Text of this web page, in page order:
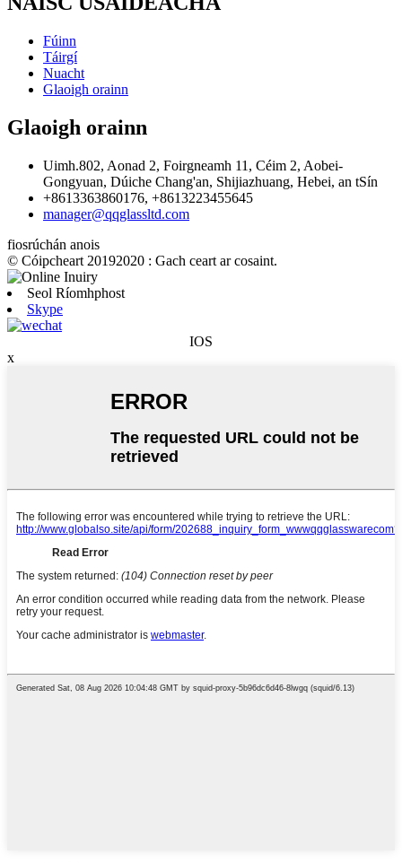
Fúinn
Táirgí
Nuacht
Glaoigh orainn
Glaoigh orainn
Uimh.802, Aonad 2, Foirgneamh 11, Céim 2, Aobei-
Gongyuan, Dúiche Chang'an, Shijiazhuang, Hebei, an tSín
+8613363860176, +8613223455645
manager@qqglassltd.com
fiosrúchán anois
© Cóipcheart 20192020 : Gach ceart ar cosaint.
Seol Ríomhphost
Skype
IOS
x